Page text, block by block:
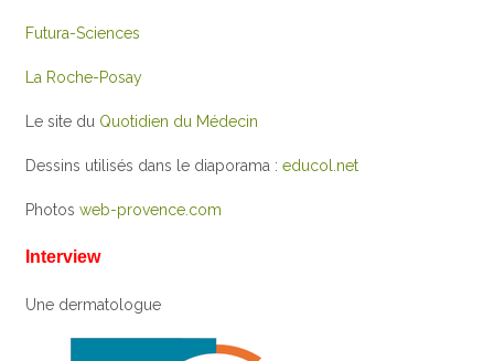
Futura-Sciences
La Roche-Posay
Le site du Quotidien du Médecin
Dessins utilisés dans le diaporama :educol.net
Photosweb-provence.com
Interview
Une dermatologue